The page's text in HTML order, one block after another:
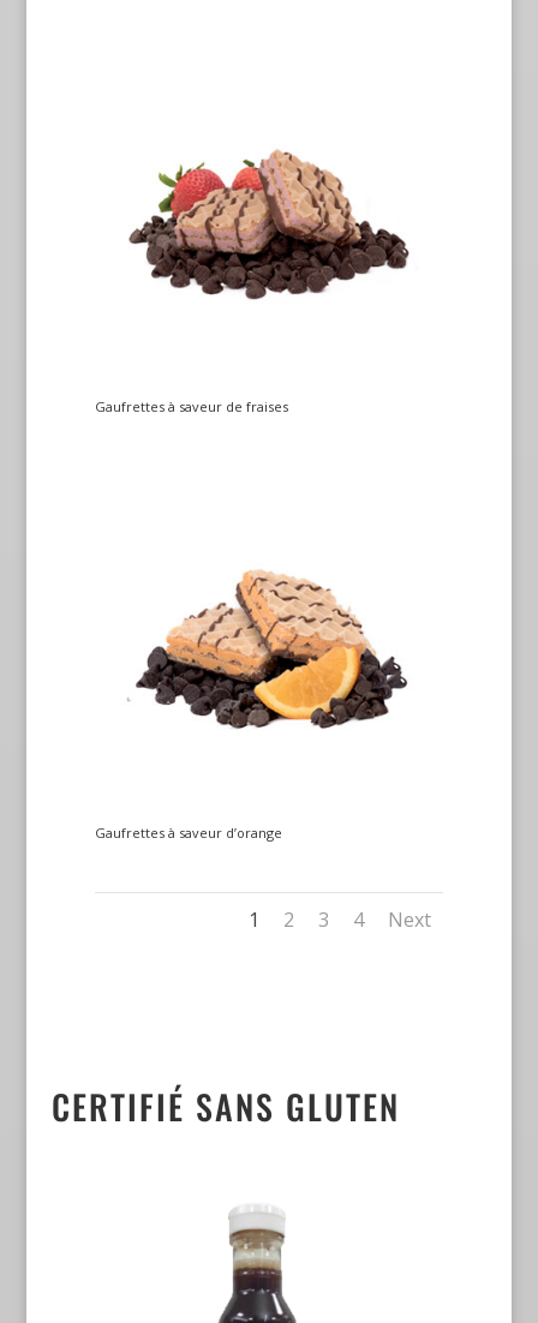
Gaufrettes à saveur de fraises
Gaufrettes à saveur d’orange
1 2 3 4 Next
CERTIFIÉ SANS GLUTEN